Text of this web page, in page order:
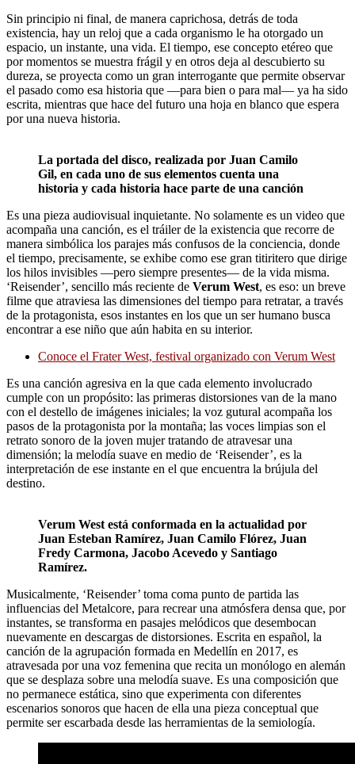
Sin principio ni final, de manera caprichosa, detrás de toda
existencia, hay un reloj que a cada organismo le ha otorgado un
espacio, un instante, una vida. El tiempo, ese concepto etéreo que
por momentos se muestra frágil y en otros deja al descubierto su
dureza, se proyecta como un gran interrogante que permite observar
el pasado como esa historia que ―para bien o para mal― ya ha sido
escrita, mientras que hace del futuro una hoja en blanco que espera
por una nueva historia.
La portada del disco, realizada por Juan Camilo
Gil, en cada uno de sus elementos cuenta una
historia y cada historia hace parte de una canción
Es una pieza audiovisual inquietante. No solamente es un video que
acompaña una canción, es el tráiler de la existencia que recorre de
manera simbólica los parajes más confusos de la conciencia, donde
el tiempo, precisamente, se exhibe como ese gran titiritero que dirige
los hilos invisibles ―pero siempre presentes― de la vida misma.
‘Reisender’, sencillo más reciente de Verum West, es eso: un breve
filme que atraviesa las dimensiones del tiempo para retratar, a través
de la protagonista, esos instantes en los que un ser humano busca
encontrar a ese niño que aún habita en su interior.
Conoce el Frater West, festival organizado con Verum West
Es una canción agresiva en la que cada elemento involucrado
cumple con un propósito: las primeras distorsiones van de la mano
con el destello de imágenes iniciales; la voz gutural acompaña los
pasos de la protagonista por la montaña; las voces limpias son el
retrato sonoro de la joven mujer tratando de atravesar una
dimensión; la melodía suave en medio de ‘Reisender’, es la
interpretación de ese instante en el que encuentra la brújula del
destino.
Verum West está conformada en la actualidad por
Juan Esteban Ramírez, Juan Camilo Flórez, Juan
Fredy Carmona, Jacobo Acevedo y Santiago
Ramírez.
Musicalmente, ‘Reisender’ toma coma punto de partida las
influencias del Metalcore, para recrear una atmósfera densa que, por
instantes, se transforma en pasajes melódicos que desembocan
nuevamente en descargas de distorsiones. Escrita en español, la
canción de la agrupación formada en Medellín en 2017, es
atravesada por una voz femenina que recita un monólogo en alemán
que se desplaza sobre una melodía suave. Es una composición que
no permanece estática, sino que experimenta con diferentes
escenarios sonoros que hacen de ella una pieza conceptual que
permite ser escarbada desde las herramientas de la semiología.